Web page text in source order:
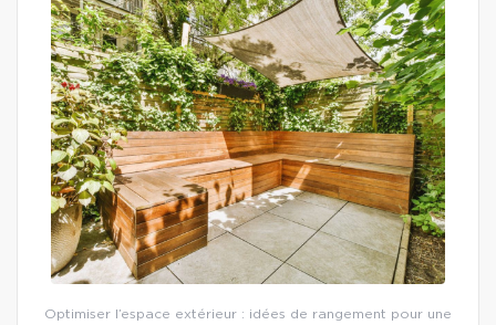
Optimiser l’espace extérieur : idées de rangement pour une